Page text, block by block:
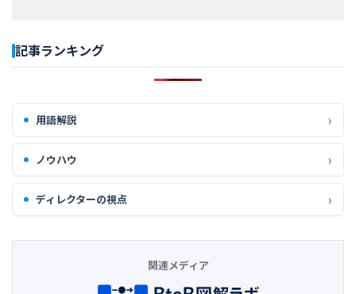
記事ランキング
用語解説
ノウハウ
ディレクターの視点
関連メディア